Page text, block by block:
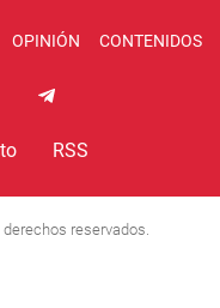
OPINIÓN CONTENIDOS
RSS
reservados.